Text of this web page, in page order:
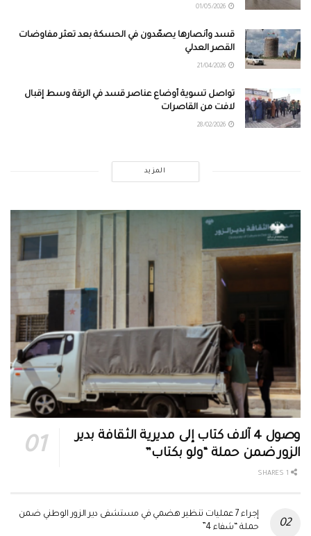
قسد وأنصارها يصعّدون في الحسكة بعد تعثر مفاوضات
القصر العدلي
تواصل تسوية أوضاع عناصر قسد في الرقة وسط إقبال
لافت من القاصرات
المزيد
وصول 4 آلاف كتاب إلى مديرية الثقافة بدير
الزور ضمن حملة “ولو بكتاب”
إجراء 7 عمليات تنظير هضمي في مستشفى دير الزور الوطني ضمن
حملة “شفاء 4”